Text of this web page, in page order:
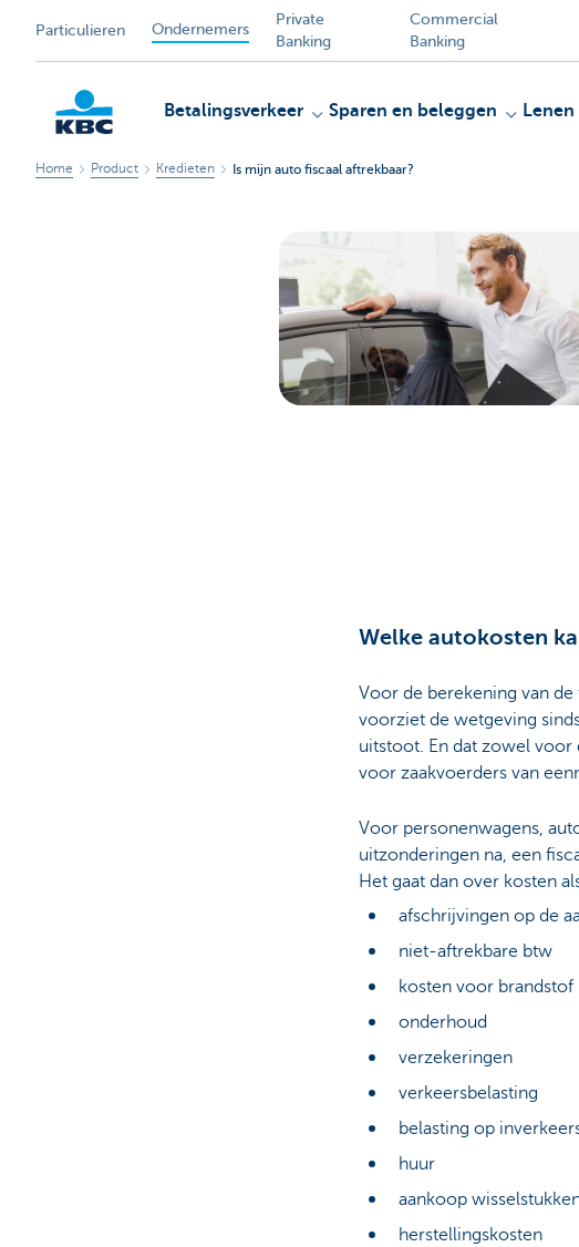
Particulieren Ondernemers
Private
Banking
Commercial
Banking
Betalingsverkeer Sparen en beleggen Lenen
Home Product Kredieten Is mijn auto fiscaal aftrekbaar?
Welke autokosten
Voor de berekening van
voorziet de wetgeving
uitstoot. En dat zowel voor
voor zaakvoerders van
Voor personenwagens,
uitzonderingen na, een
Het gaat dan over kosten
afschrijvingen op de
niet-aftrekbare btw
kosten voor brandstof
onderhoud
verzekeringen
verkeersbelasting
belasting op
huur
aankoop
herstellingskosten